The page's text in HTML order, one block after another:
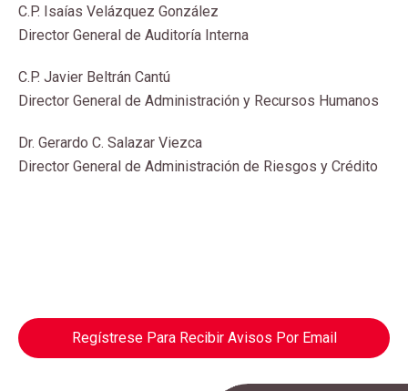
C.P. Isaías Velázquez González
Director General de Auditoría Interna
C.P. Javier Beltrán Cantú
Director General de Administración y Recursos Humanos
Dr. Gerardo C. Salazar Viezca
Director General de Administración de Riesgos y Crédito
Regístrese Para Recibir Avisos Por Email